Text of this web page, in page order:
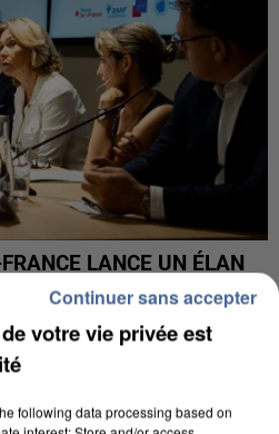
LANCE UN ÉLAN
LES...
votre vie privée est
following data processing based on
Continuer sans accepter